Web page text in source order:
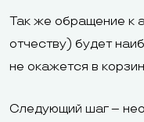
Так же обращение к
отчеству) будет
не окажется в
Следующий шаг –